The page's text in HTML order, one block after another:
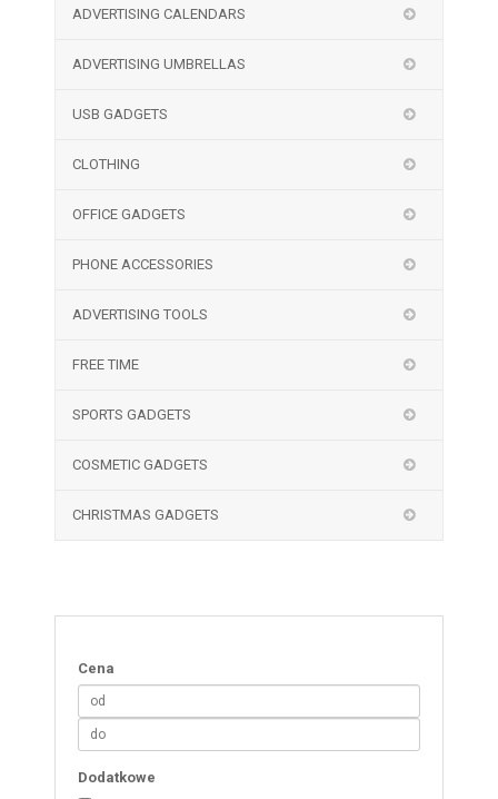
ADVERTISING CALENDARS
ADVERTISING UMBRELLAS
USB GADGETS
CLOTHING
OFFICE GADGETS
PHONE ACCESSORIES
ADVERTISING TOOLS
FREE TIME
SPORTS GADGETS
COSMETIC GADGETS
CHRISTMAS GADGETS
Cena
Dodatkowe